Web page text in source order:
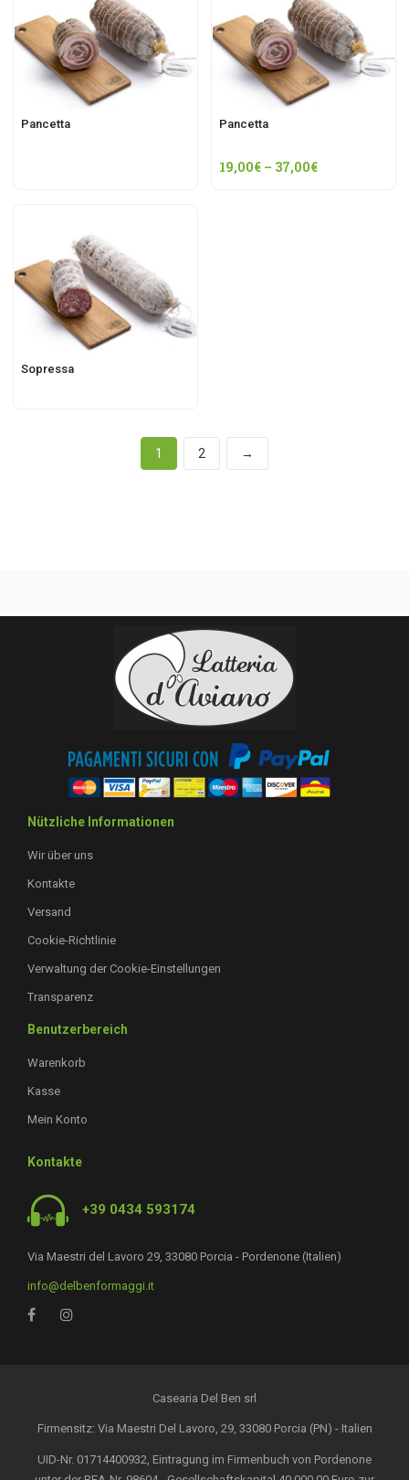
Pancetta Pancetta
19,00€ – 37,00€
Sopressa
1 2 →
Nützliche Informationen
Wir über uns
Kontakte
Versand
Cookie-Richtlinie
Verwaltung der Cookie-Einstellungen
Transparenz
Benutzerbereich
Warenkorb
Kasse
Mein Konto
Kontakte
+39 0434 593174
Via Maestri del Lavoro 29, 33080 Porcia - Pordenone (Italien)
info@delbenformaggi.it
Casearia Del Ben srl
Firmensitz: Via Maestri Del Lavoro, 29, 33080 Porcia (PN) - Italien
UID-Nr. 01714400932, Eintragung im Firmenbuch von Pordenone